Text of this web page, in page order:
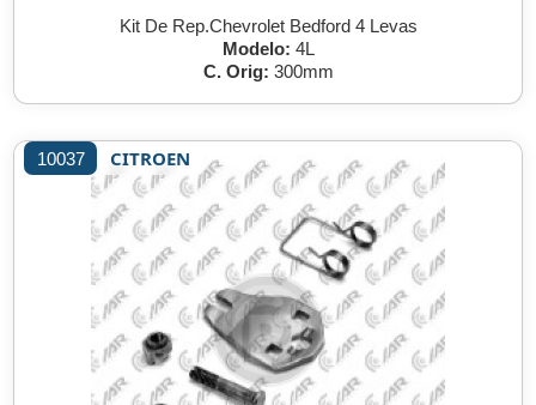
Kit De Rep.Chevrolet Bedford 4 Levas
Modelo: 4L
C. Orig: 300mm
10037 CITROEN